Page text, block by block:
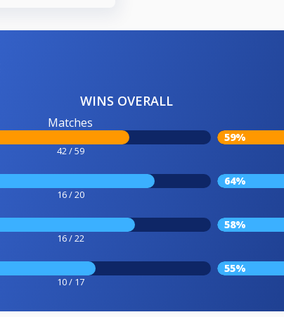
WINS OVERALL
Matches
42 / 59
59%
16 / 20
64%
16 / 22
58%
10 / 17
55%